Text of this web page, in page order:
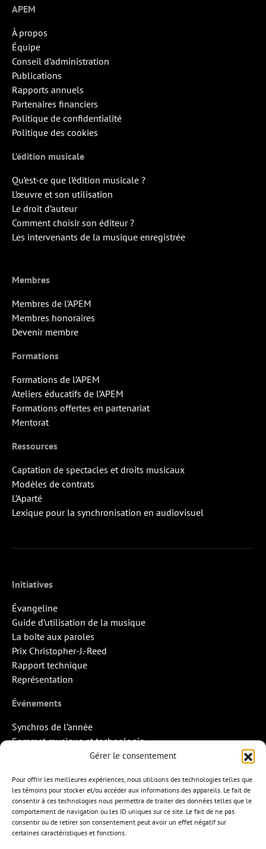
Gérer le consentement
Pour offrir les meilleures expériences, nous utilisons des technologies telles que
les témoins pour stocker et/ou accéder aux informations des appareils. Le fait de
consentir à ces technologies nous permettra de traiter des données telles que le
comportement de navigation ou les ID uniques sur ce site. Le fait de ne pas
consentir ou de retirer son consentement peut avoir un effet négatif sur
certaines caractéristiques et fonctions.
APEM
À propos
Équipe
Conseil d’administration
Publications
Rapports annuels
Partenaires financiers
Politique de confidentialité
Politique des cookies
L’édition musicale
Qu’est-ce que l’édition musicale ?
L’œuvre et son utilisation
Le droit d’auteur
Comment choisir son éditeur ?
Les intervenants de la musique enregistrée
Membres
Membres de l’APEM
Membres honoraires
Devenir membre
Formations
Formations de l’APEM
Ateliers éducatifs de l’APEM
Formations offertes en partenariat
Mentorat
Ressources
Captation de spectacles et droits musicaux
Modèles de contrats
L’Aparté
Lexique pour la synchronisation en audiovisuel
Initiatives
Évangeline
Guide d’utilisation de la musique
La boîte aux paroles
Prix Christopher-J.-Reed
Rapport technique
Représentation
Événements
Synchros de l’année
Sommet musique et technologie
Quand la musique rencontre l’image
Missions d’export
Contact